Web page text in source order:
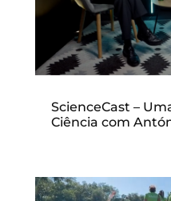
ScienceCast –
Ciência com